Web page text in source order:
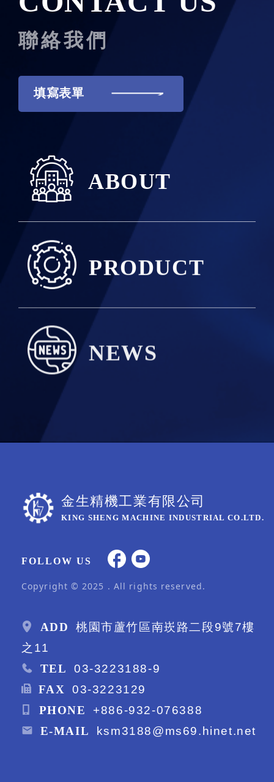
聯絡我們
填寫表單
ABOUT
PRODUCT
NEWS
金生精機工業有限公司
KING SHENG MACHINE INDUSTRIAL CO.LTD.
FOLLOW US
Copyright © 2025 . All rights reserved.
ADD
桃園市蘆竹區南崁路二段9號7樓
之11
TEL
03-3223188-9
FAX
03-3223129
PHONE
+886-932-076388
E-MAIL
ksm3188@ms69.hinet.net